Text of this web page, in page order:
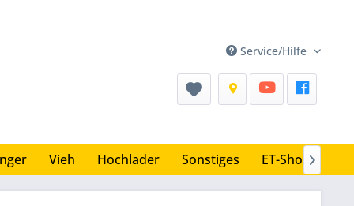
Service/Hilfe
Vieh Hochlader Sonstiges ET-Shop